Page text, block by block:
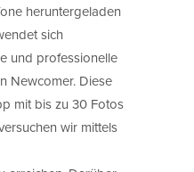
heruntergeladen
sich
und professionelle
Newcomer. Diese
mit bis zu 30 Fotos
wir mittels